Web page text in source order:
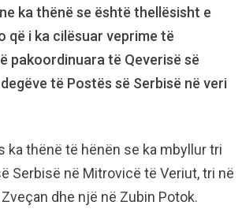
ka thënë se është thellësisht e
që i ka cilësuar veprime të
pakoordinuara të Qeverisë së
të Postës së Serbisë në veri
ka thënë të hënën se ka mbyllur tri
Serbisë në Mitrovicë të Veriut, tri në
dhe një në Zubin Potok.